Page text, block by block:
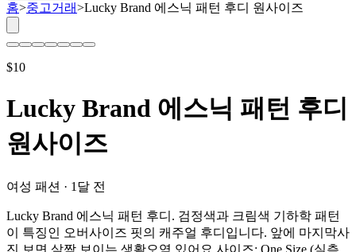
홈>중고거래>Lucky Brand 에스닉 패턴 후디 원사이즈
$10
Lucky Brand 에스닉 패턴 후디
원사이즈
여성 패션 · 1달 전
Lucky Brand 에스닉 패턴 후디. 검정색과 크림색 기하학 패턴
이 특징인 오버사이즈 핏의 캐주얼 후디입니다. 앞에 마지막사
진 보면 살짝 보이는 생활오염 있어요 사이즈: One Size (실측